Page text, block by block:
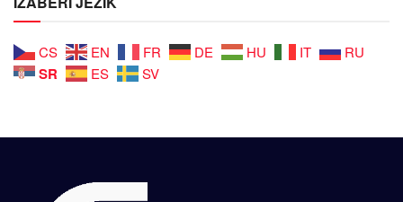
CS EN FR DE HU IT RU
SR ES SV